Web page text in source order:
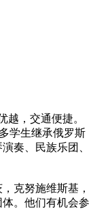
，交通便捷。
学生继承俄罗斯
奏、民族乐团、
克努施维斯基，
。他们有机会参